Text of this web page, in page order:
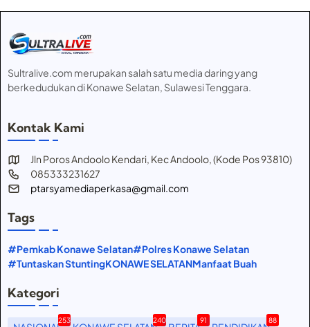
Sultralive.com merupakan salah satu media daring yang
berkedudukan di Konawe Selatan, Sulawesi Tenggara.
Kontak Kami
Jln Poros Andoolo Kendari, Kec Andoolo, (Kode Pos 93810)
085333231627
ptarsyamediaperkasa@gmail.com
Tags
#Pemkab Konawe Selatan#Polres Konawe Selatan
#Tuntaskan StuntingKONAWE SELATANManfaat Buah
Kategori
253 240 91 88